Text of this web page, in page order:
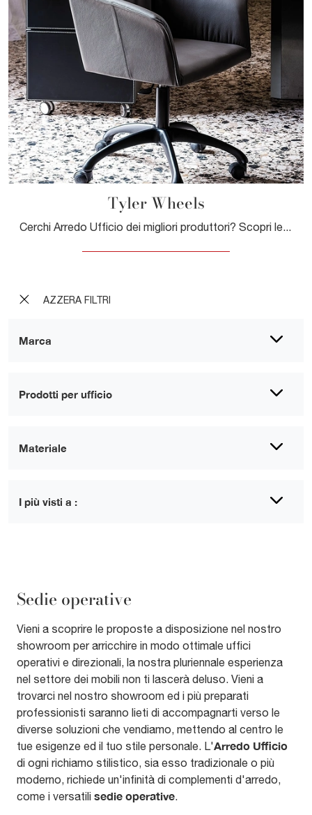
AZZERA FILTRI
Marca
Prodotti per ufficio
Materiale
I più visti a :
Tyler Wheels
Sedie operative
Vieni a scoprire le proposte a disposizione nel nostro
showroom per arricchire in modo ottimale uffici
operativi e direzionali, la nostra pluriennale esperienza
nel settore dei mobili non ti lascerà deluso. Vieni a
trovarci nel nostro showroom ed i più preparati
professionisti saranno lieti di accompagnarti verso le
diverse soluzioni che vendiamo, mettendo al centro le
tue esigenze ed il tuo stile personale. L'Arredo Ufficio
di ogni richiamo stilistico, sia esso tradizionale o più
moderno, richiede un'infinità di complementi d'arredo,
come i versatili sedie operative